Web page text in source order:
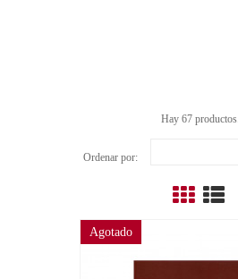
Hay 67 productos.
Ordenar por:
Agotado